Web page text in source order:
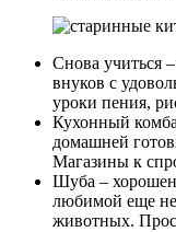
Снова учиться
внуков с
уроки пения,
Кухонный
домашней
Магазины к
Шуба –
любимой еще
животных.